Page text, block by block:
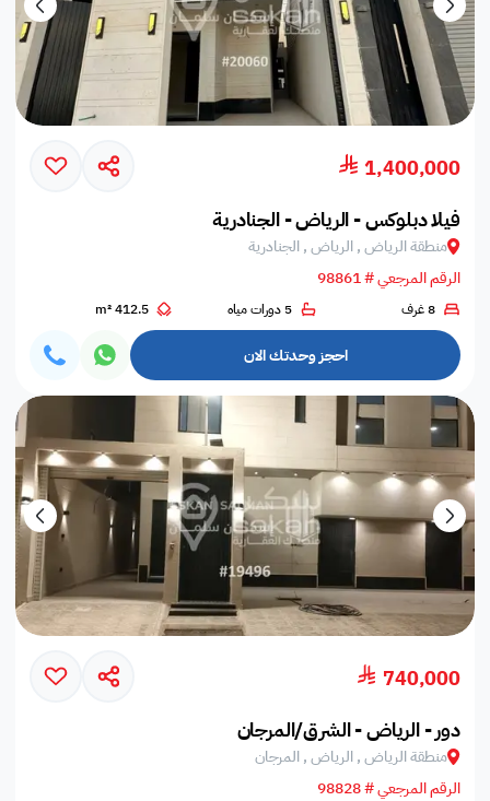
1,400,000
فيلا دبلوكس - الرياض - الجنادرية
منطقة الرياض , الرياض , الجنادرية
الرقم المرجعي # 98861
8 غرف 5 دورات مياه 412.5 m²
احجز وحدتك الان
740,000
دور - الرياض - الشرق/المرجان
منطقة الرياض , الرياض , المرجان
الرقم المرجعي # 98828